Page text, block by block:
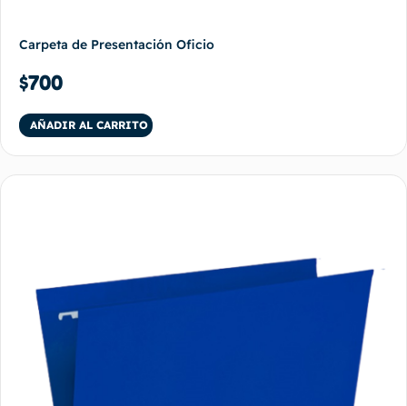
Carpeta de Presentación Oficio
$700
AÑADIR AL CARRITO